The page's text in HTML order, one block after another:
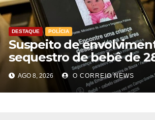
DESTAQUE POLÍCIA
Suspeito de
sequestro de bebê de
preso na Capital
AGO 8, 2026 O CORREIO NEWS